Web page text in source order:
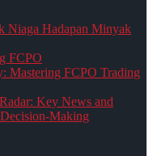
Niaga Hadapan Minyak
FCPO
Mastering FCPO Trading
Key News and
Making